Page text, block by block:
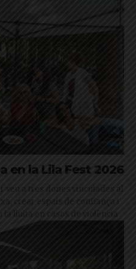
en la Lila Fest 2026
veu a tres dones vinculades al
crear espais de confiança i
lluita en casos de violència